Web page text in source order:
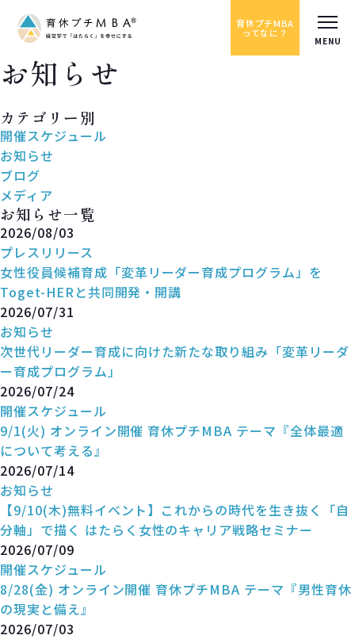
育休プチMBA
ってなに？
お知らせ
カテゴリー別
開催スケジュール
お知らせ
ブログ
メディア
お知らせ一覧
2026/08/03
プレスリリース
女性役員候補育成「変革リーダー育成プログラム」を
Toget-HERと共同開発・開講
2026/07/31
お知らせ
次世代リーダー育成に向けた新たな取り組み「変革リーダ
ー育成プログラム」
2026/07/24
開催スケジュール
9/1(火) オンライン開催 育休プチMBA テーマ『全体最適
について考える』
2026/07/14
お知らせ
【9/10(木)無料イベント】これからの時代を生き抜く「自
分軸」で描く はたらく女性のキャリア戦略セミナー
2026/07/09
開催スケジュール
8/28(金) オンライン開催 育休プチMBA テーマ『男性育休
の現実と備え』
2026/07/03